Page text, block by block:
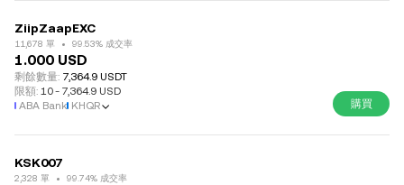
ZiipZaapEXC
11,678 單 99.53% 成交率
1.000 USD
剩餘數量: 7,364.9 USDT
限額: 10- 7,364.9 USD
ABA Bank KHQR 購買
KSK007
2,328 單 99.74% 成交率